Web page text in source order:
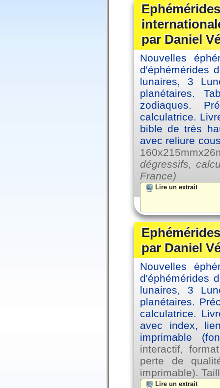
par Daniel
Nouvelles
d'éphémérides
lunaires, 3
planétaires.
zodiaques.
calculatrice.
bible de très
avec reliure
dégressifs,
France)
Lire un extrait
par Daniel
Nouvelles
d'éphémérides
lunaires, 3
planétaires.
calculatrice.
avec index,
imprimable
interactif,
perte de
imprimable).
Lire un extrait